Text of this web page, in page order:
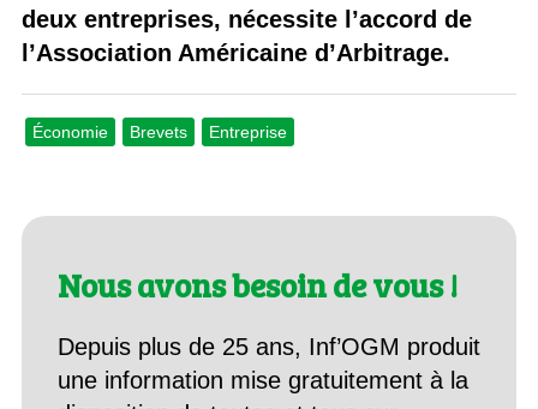
deux entreprises, nécessite l’accord de
l’Association Américaine d’Arbitrage.
Économie Brevets Entreprise
Nous avons besoin de vous !
Depuis plus de 25 ans, Inf’OGM produit
une information mise gratuitement à la